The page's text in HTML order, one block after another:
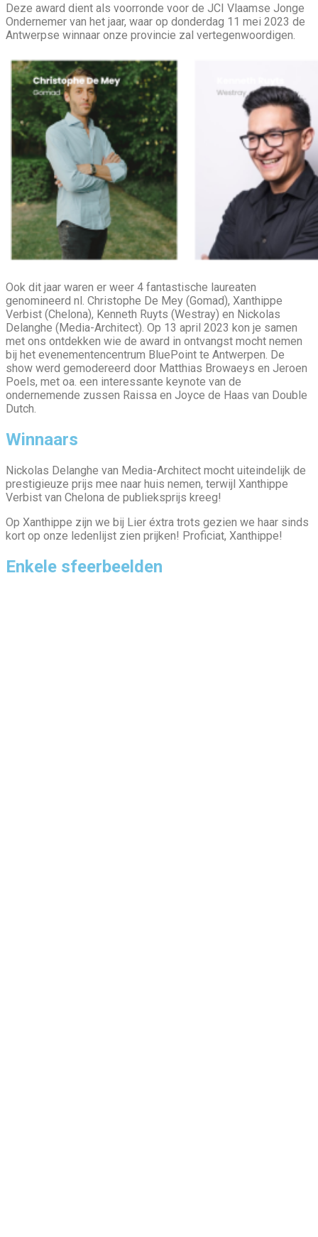
Deze award dient als voorronde voor de JCI Vlaamse Jonge
Ondernemer van het jaar, waar op donderdag 11 mei 2023 de
Antwerpse winnaar onze provincie zal vertegenwoordigen.
Ook dit jaar waren er weer 4 fantastische laureaten
genomineerd nl. Christophe De Mey (Gomad), Xanthippe
Verbist (Chelona), Kenneth Ruyts (Westray) en Nickolas
Delanghe (Media-Architect). Op 13 april 2023 kon je samen
met ons ontdekken wie de award in ontvangst mocht nemen
bij het evenementencentrum BluePoint te Antwerpen. De
show werd gemodereerd door Matthias Browaeys en Jeroen
Poels, met oa. een interessante keynote van de
ondernemende zussen Raissa en Joyce de Haas van Double
Dutch.
Winnaars
Nickolas Delanghe van Media-Architect mocht uiteindelijk de
prestigieuze prijs mee naar huis nemen, terwijl Xanthippe
Verbist van Chelona de publieksprijs kreeg!
Op Xanthippe zijn we bij Lier éxtra trots gezien we haar sinds
kort op onze ledenlijst zien prijken! Proficiat, Xanthippe!
Enkele sfeerbeelden